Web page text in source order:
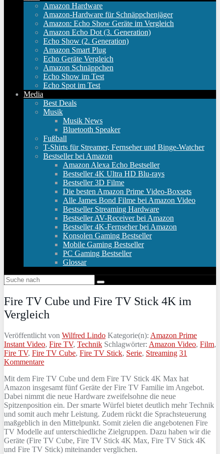
Amazon Hardware
Amazon-Hardware für Schnäppchenjäger
Amazon: Echo Show Geräte im Vergleich
Amazon Echo Dot (3. Generation)
Echo Show (2. Generation)
Amazon Smart Plug
Echo Geräte Vergleich
Amazon Schnäppchen
Echo Show im Test
Echo Spot im Test
Media
Best Deals
Musik
Musik News
Bluetooth Speaker
Fußball
T-Shirts für Streamer, Fernseher und Binge-Watcher
Bestseller bei Amazon
Amazon Alexa Echo Bestseller
Bestseller 4K Ultra HD Blu-rays
Bestseller 3D Filme
Die besten Amazon Prime Video-Boxsets
Alle James Bond Filme bei Amazon Video
Bestseller Streaming Hardware
Bestseller AV-Receiver bei Amazon
Bestseller 4K-Fernseher bei Amazon
Konsolen Gaming Bestseller
Mobile Gaming Bestseller
PC Gaming Bestseller
Glossar
Fire TV Cube und Fire TV Stick 4K im
Vergleich
Veröffentlicht von Wilfred Lindo Kategorie(n): Amazon Prime
Instant Video, Fire TV, Technik Schlagwörter: Amazon Video, Film,
Fire TV, Fire TV Cube, Fire TV Stick, Serie, Streaming 31
Kommentare
Mit dem Fire TV Cube und dem Fire TV Stick 4K Max hat
Amazon insgesamt fünf Geräte der Fire TV Familie im Angebot.
Dabei nimmt die neue Hardware zweifelsohne die neue
Spitzenposition ein. Der smarte Würfel bietet deutlich mehr Technik
und somit auch mehr Leistung. Zudem rückt die Sprachsteuerung
maßgeblich in den Mittelpunkt. Somit zielen die angebotenen Fire
TV Modelle auf unterschiedliche Zielgruppen. Dazu haben wir die
Geräte (Fire TV Cube, Fire TV Stick 4K Max, Fire TV Stick 4K
und Fire TV Stick) miteinander verglichen.